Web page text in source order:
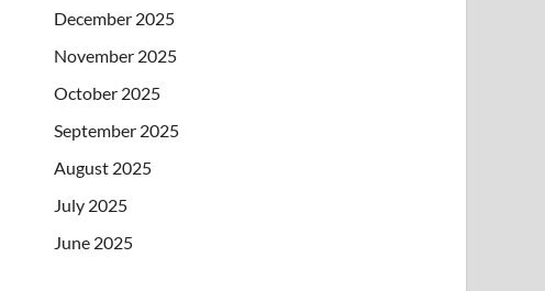
December 2025
November 2025
October 2025
September 2025
August 2025
July 2025
June 2025